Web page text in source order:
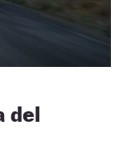
del